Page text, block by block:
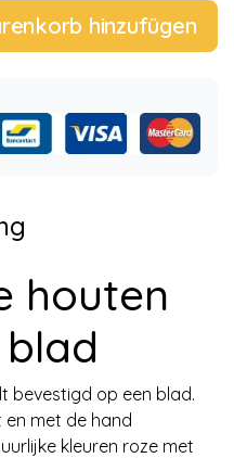
hinzufügen
houten
bevestigd op een blad.
met de hand
kleuren roze met